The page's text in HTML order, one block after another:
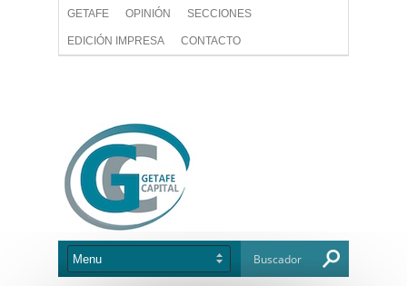
GETAFE OPINIÓN SECCIONES
EDICIÓN IMPRESA CONTACTO